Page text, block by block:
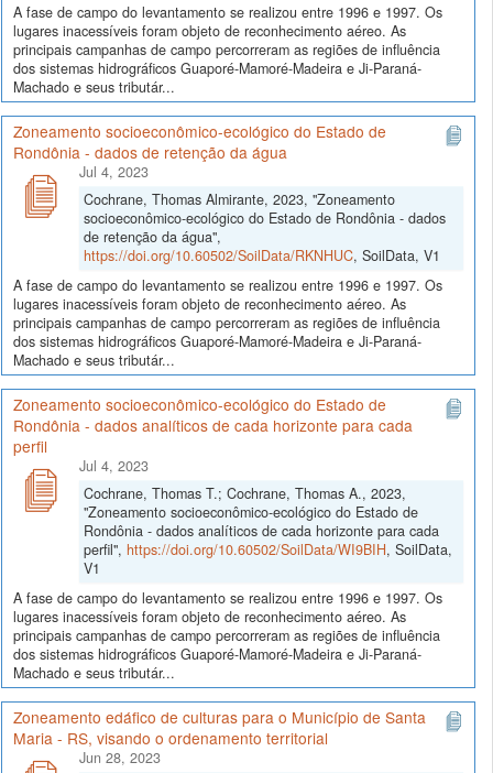
A fase de campo do levantamento se realizou entre 1996 e 1997. Os
lugares inacessíveis foram objeto de reconhecimento aéreo. As
principais campanhas de campo percorreram as regiões de influência
dos sistemas hidrográficos Guaporé-Mamoré-Madeira e Ji-Paraná-
Machado e seus tributár...
Zoneamento socioeconômico-ecológico do Estado de
Rondônia - dados de retenção da água
Jul 4, 2023
Cochrane, Thomas Almirante, 2023, "Zoneamento
socioeconômico-ecológico do Estado de Rondônia - dados
de retenção da água",
https://doi.org/10.60502/SoilData/RKNHUC, SoilData, V1
A fase de campo do levantamento se realizou entre 1996 e 1997. Os
lugares inacessíveis foram objeto de reconhecimento aéreo. As
principais campanhas de campo percorreram as regiões de influência
dos sistemas hidrográficos Guaporé-Mamoré-Madeira e Ji-Paraná-
Machado e seus tributár...
Zoneamento socioeconômico-ecológico do Estado de
Rondônia - dados analíticos de cada horizonte para cada
perfil
Jul 4, 2023
Cochrane, Thomas T.; Cochrane, Thomas A., 2023,
"Zoneamento socioeconômico-ecológico do Estado de
Rondônia - dados analíticos de cada horizonte para cada
perfil", https://doi.org/10.60502/SoilData/WI9BIH, SoilData,
V1
A fase de campo do levantamento se realizou entre 1996 e 1997. Os
lugares inacessíveis foram objeto de reconhecimento aéreo. As
principais campanhas de campo percorreram as regiões de influência
dos sistemas hidrográficos Guaporé-Mamoré-Madeira e Ji-Paraná-
Machado e seus tributár...
Zoneamento edáfico de culturas para o Município de Santa
Maria - RS, visando o ordenamento territorial
Jun 28, 2023